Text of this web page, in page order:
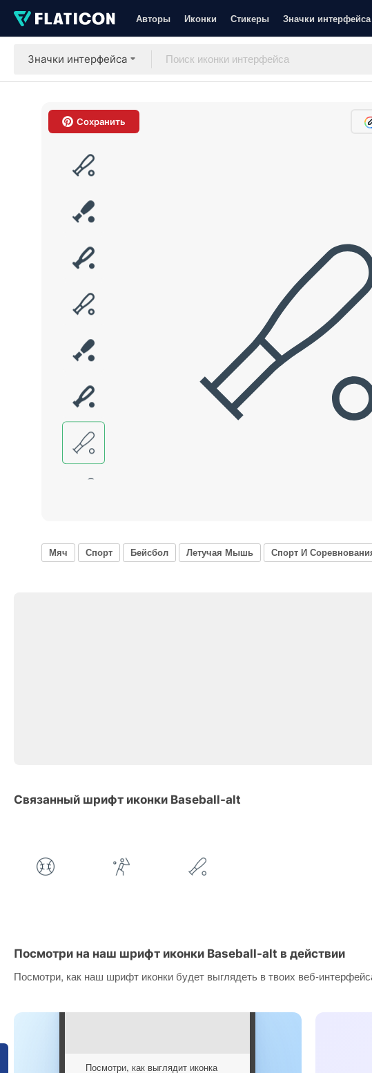
Авторы Иконки Стикеры Значки интерфейса
Значки интерфейса
Сохранить
Мяч Спорт Бейсбол Летучая Мышь Спорт И
Связанный шрифт иконки Baseball-alt
Посмотри на наш шрифт иконки Baseball-alt в действии
Посмотри, как наш шрифт иконки будет выглядеть в твоих веб-
Посмотри, как выглядит иконка